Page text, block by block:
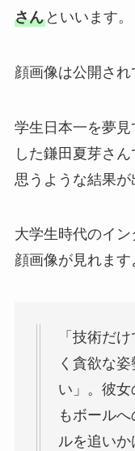
さんといいます。
顔画像は公開され
学生日本一を夢見
した鎌田夏芽さ
思うような結果が
大学生時代のイ
顔画像が見れます
「技術だ
く貪欲な
い」。彼
もボール
ルを追い